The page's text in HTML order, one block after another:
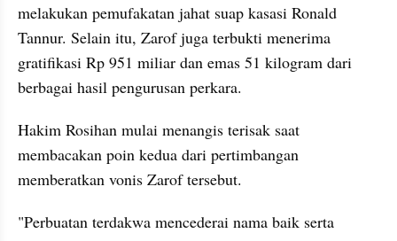
melakukan pemufakatan jahat suap kasasi Ronald
Tannur. Selain itu, Zarof juga terbukti menerima
gratifikasi Rp 951 miliar dan emas 51 kilogram dari
berbagai hasil pengurusan perkara.
Hakim Rosihan mulai menangis terisak saat
membacakan poin kedua dari pertimbangan
memberatkan vonis Zarof tersebut.
"Perbuatan terdakwa mencederai nama baik serta